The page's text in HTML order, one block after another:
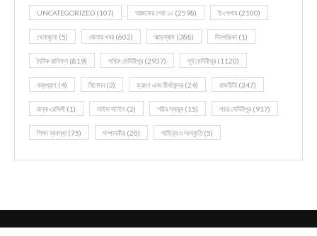
UNCATEGORIZED (107) আজকের সেরা ১০ (2598) ই-পেপার (2100)
খেলাধূলো (5) জেলার খবর (602) ঝাড়গ্রাম (388) দিনপঞ্জিকা (1)
দৈনিক রাশিফল (819) পশ্চিম মেদিনীপুর (2937) পূর্ব মেদিনীপুর (1120)
বন্যপ্রাণ (4) বিনোদন(3) ভ্রমণ এবং তীর্থকেন্দ্র (24) রাজনীতি(347)
রান্না-রেসিপী (1) লাইফ স্টাইল (2) শরীর স্বাস্থ্য (15) শহর মেদিনীপুর (917)
শিক্ষা ব্যবস্থা (75) সম্পাদকীয় (20) সাহিত্য ও সংস্কৃতি(5)